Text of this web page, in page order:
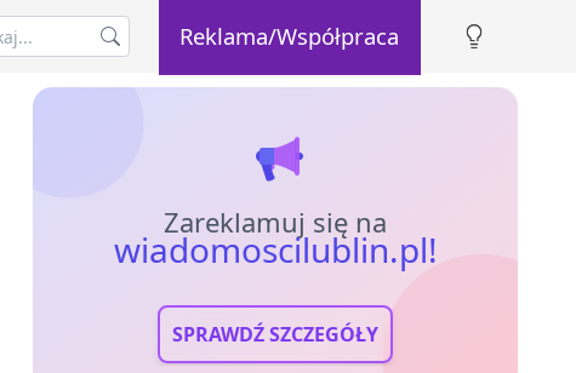
Reklama/Współpraca
Zareklamuj się na
wiadomoscilublin.pl!
SPRAWDŹ SZCZEGÓŁY